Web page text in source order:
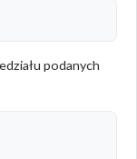
podanych